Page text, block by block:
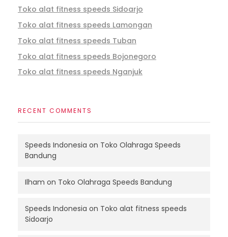
Toko alat fitness speeds Sidoarjo
Toko alat fitness speeds Lamongan
Toko alat fitness speeds Tuban
Toko alat fitness speeds Bojonegoro
Toko alat fitness speeds Nganjuk
RECENT COMMENTS
Speeds Indonesia on Toko Olahraga Speeds
Bandung
Ilham on Toko Olahraga Speeds Bandung
Speeds Indonesia on Toko alat fitness speeds
Sidoarjo